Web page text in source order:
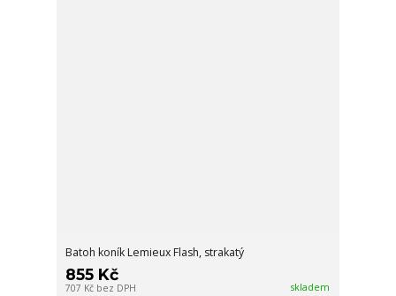
Batoh koník Lemieux Flash, strakatý
855 Kč
707 Kč bez DPH skladem